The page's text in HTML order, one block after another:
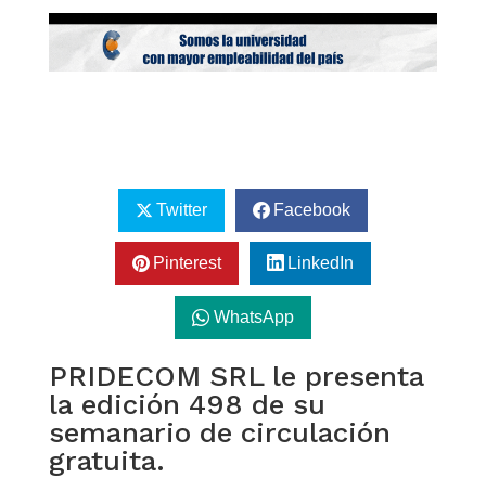
Twitter Facebook
Pinterest LinkedIn
WhatsApp
PRIDECOM SRL le presenta
la edición 498 de su
semanario de circulación
gratuita.